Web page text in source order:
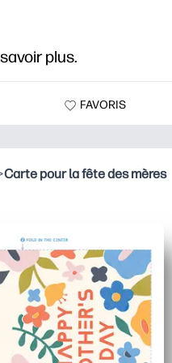
plus.
FAVORIS
Carte pour la fête des mères